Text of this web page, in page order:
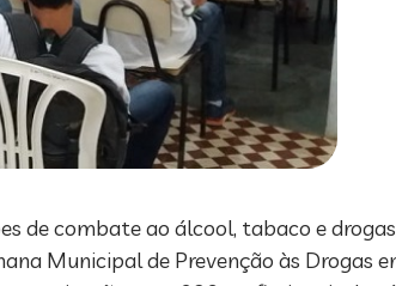
de combate ao álcool, tabaco e
Municipal de Prevenção às Drogas